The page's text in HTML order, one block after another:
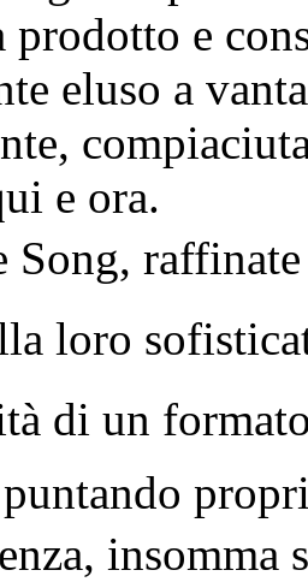
prodotto e
eluso a
e ora.
Song,
loro
di un
puntando
insomma